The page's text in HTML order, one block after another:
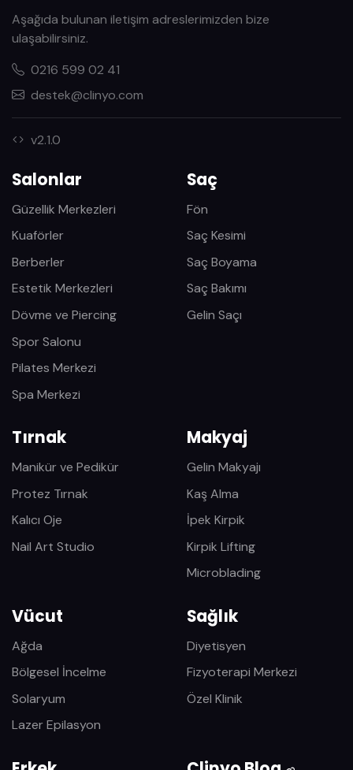
Aşağıda bulunan iletişim adreslerimizden bize
ulaşabilirsiniz.
0216 599 02 41
destek@clinyo.com
v2.1.0
Salonlar
Güzellik Merkezleri
Kuaförler
Berberler
Estetik Merkezleri
Dövme ve Piercing
Spor Salonu
Pilates Merkezi
Spa Merkezi
Saç
Fön
Saç Kesimi
Saç Boyama
Saç Bakımı
Gelin Saçı
Tırnak
Manikür ve Pedikür
Protez Tırnak
Kalıcı Oje
Nail Art Studio
Makyaj
Gelin Makyajı
Kaş Alma
İpek Kirpik
Kirpik Lifting
Microblading
Vücut
Ağda
Bölgesel İncelme
Solaryum
Lazer Epilasyon
Sağlık
Diyetisyen
Fizyoterapi Merkezi
Özel Klinik